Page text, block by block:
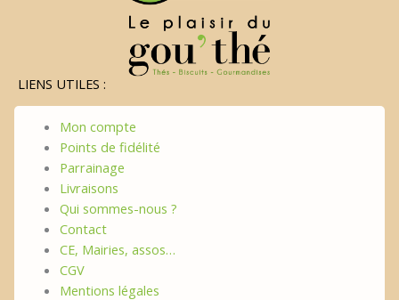
LIENS UTILES :
Mon compte
Points de fidélité
Parrainage
Livraisons
Qui sommes-nous ?
Contact
CE, Mairies, assos…
CGV
Mentions légales